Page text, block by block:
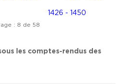
1426 - 1450
: 8 de 58
les comptes-rendus des